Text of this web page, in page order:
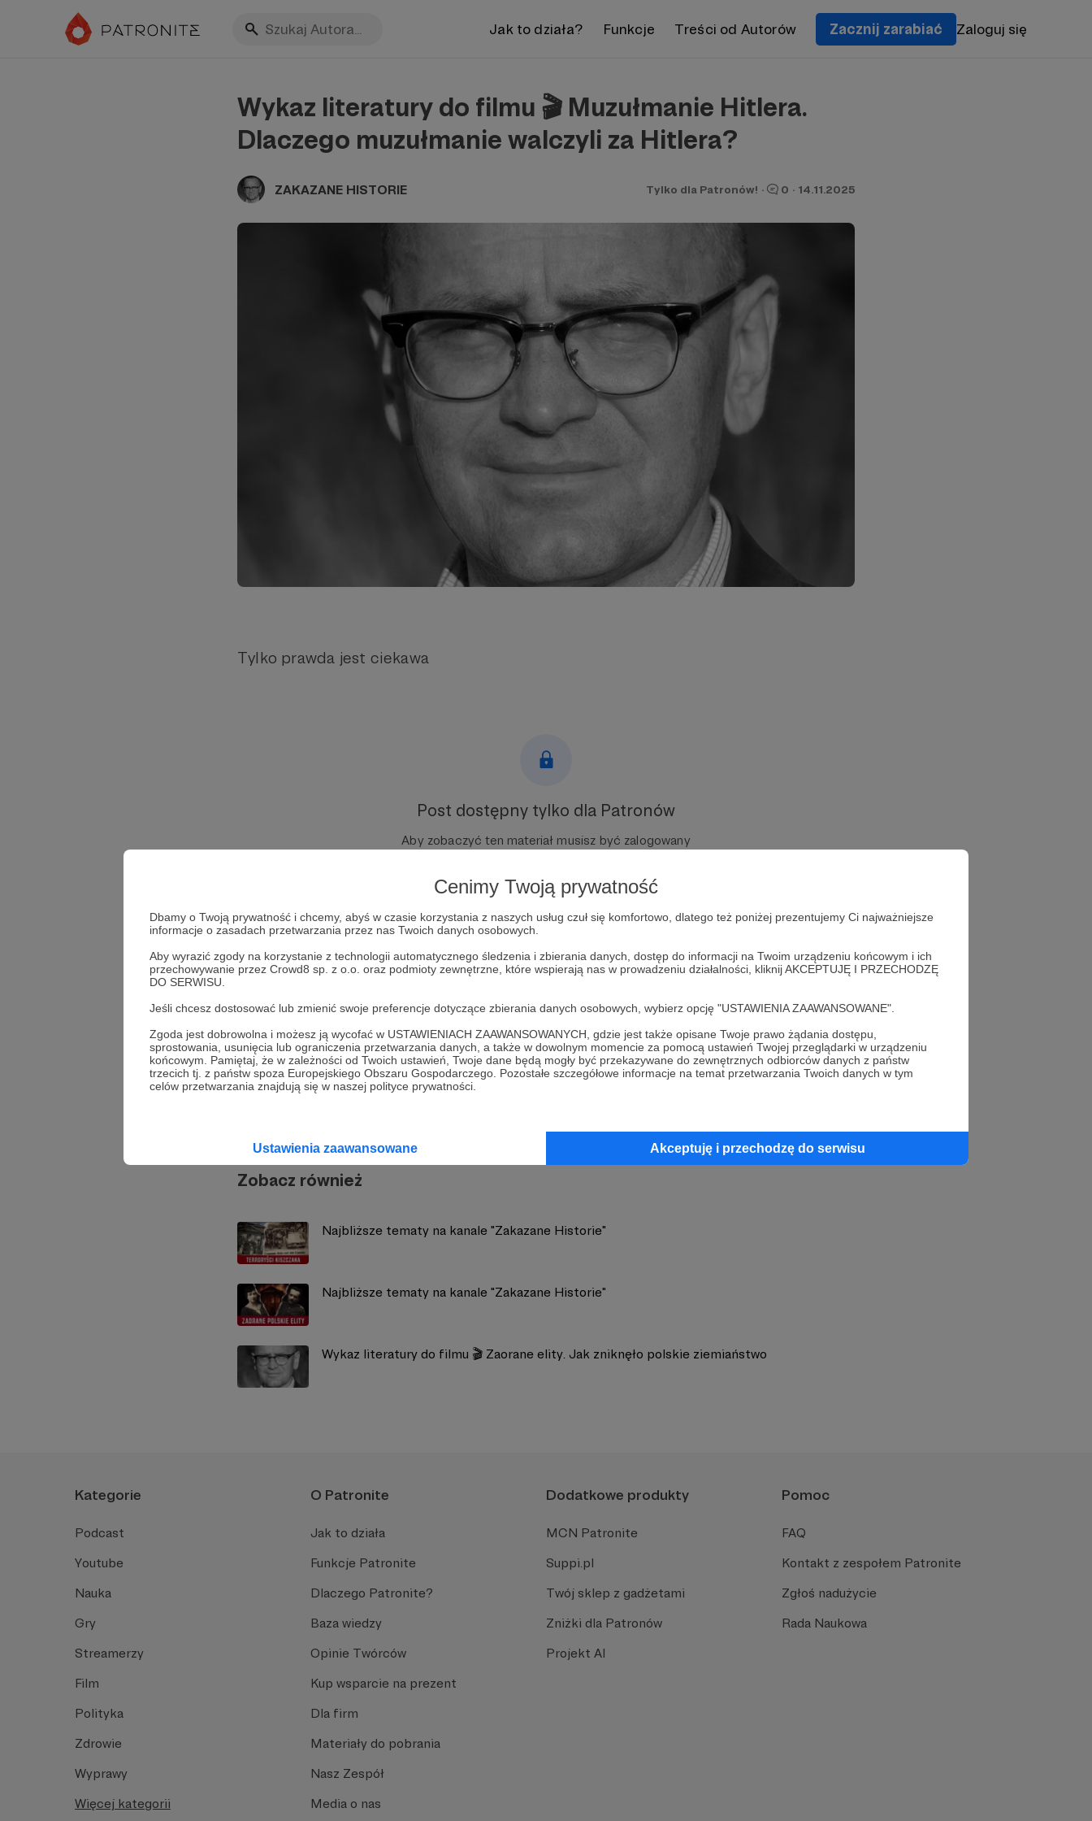
Cenimy Twoją prywatność
Dbamy o Twoją prywatność i chcemy, abyś w czasie korzystania z naszych usług czuł się komfortowo, dlatego też poniżej prezentujemy Ci najważniejsze
informacje o zasadach przetwarzania przez nas Twoich danych osobowych.
Aby wyrazić zgody na korzystanie z technologii automatycznego śledzenia i zbierania danych, dostęp do informacji na Twoim urządzeniu końcowym i ich
przechowywanie przez Crowd8 sp. z o.o. oraz podmioty zewnętrzne, które wspierają nas w prowadzeniu działalności, kliknij AKCEPTUJĘ I PRZECHODZĘ
DO SERWISU.
Jeśli chcesz dostosować lub zmienić swoje preferencje dotyczące zbierania danych osobowych, wybierz opcję "USTAWIENIA ZAAWANSOWANE".
Zgoda jest dobrowolna i możesz ją wycofać w USTAWIENIACH ZAAWANSOWANYCH, gdzie jest także opisane Twoje prawo żądania dostępu,
sprostowania, usunięcia lub ograniczenia przetwarzania danych, a także w dowolnym momencie za pomocą ustawień Twojej przeglądarki w urządzeniu
końcowym. Pamiętaj, że w zależności od Twoich ustawień, Twoje dane będą mogły być przekazywane do zewnętrznych odbiorców danych z państw
trzecich tj. z państw spoza Europejskiego Obszaru Gospodarczego. Pozostałe szczegółowe informacje na temat przetwarzania Twoich danych w tym
celów przetwarzania znajdują się w naszej polityce prywatności.
Ustawienia zaawansowane Akceptuję i przechodzę do serwisu
Jak to działa? Funkcje Treści od Autorów Zacznij zarabiać Zaloguj się
Wykaz literatury do filmu 🎬 Muzułmanie Hitlera.
Dlaczego muzułmanie walczyli za Hitlera?
ZAKAZANE HISTORIE Tylko dla Patronów! · 0 · 14.11.2025
Tylko prawda jest ciekawa
Post dostępny tylko dla Patronów
Aby zobaczyć ten materiał musisz być zalogowany
Zostań Patronem
Zaloguj się
#zakazanehistorie
ZAKAZANE HISTORIE
Zobacz również
Najbliższe tematy na kanale "Zakazane Historie"
Najbliższe tematy na kanale "Zakazane Historie"
Wykaz literatury do filmu 🎬 Zaorane elity. Jak zniknęło polskie ziemiaństwo
Kategorie
Podcast
Youtube
Nauka
Gry
Streamerzy
Film
Polityka
Zdrowie
Wyprawy
Więcej kategorii
O Patronite
Jak to działa
Funkcje Patronite
Dlaczego Patronite?
Baza wiedzy
Opinie Twórców
Kup wsparcie na prezent
Dla firm
Materiały do pobrania
Nasz Zespół
Media o nas
Dodatkowe produkty
MCN Patronite
Suppi.pl
Twój sklep z gadżetami
Zniżki dla Patronów
Projekt AI
Pomoc
FAQ
Kontakt z zespołem Patronite
Zgłoś nadużycie
Rada Naukowa